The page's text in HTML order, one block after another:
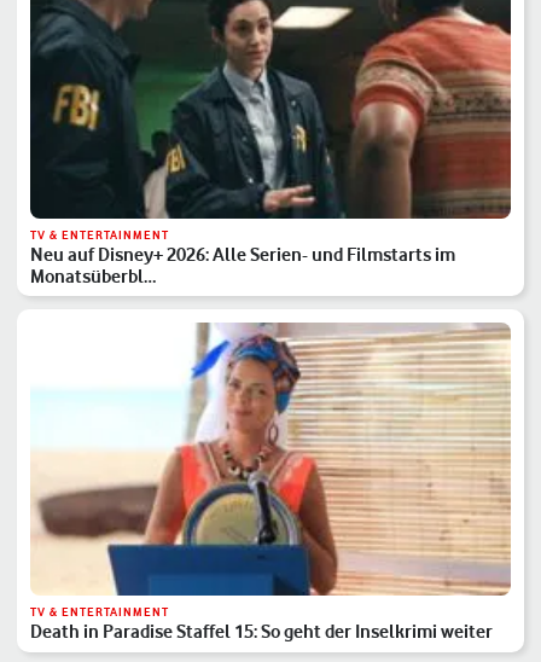
TV & ENTERTAINMENT
Neu auf Disney+ 2026: Alle Serien- und Filmstarts im
Monatsüberbl…
TV & ENTERTAINMENT
Death in Paradise Staffel 15: So geht der Inselkrimi weiter